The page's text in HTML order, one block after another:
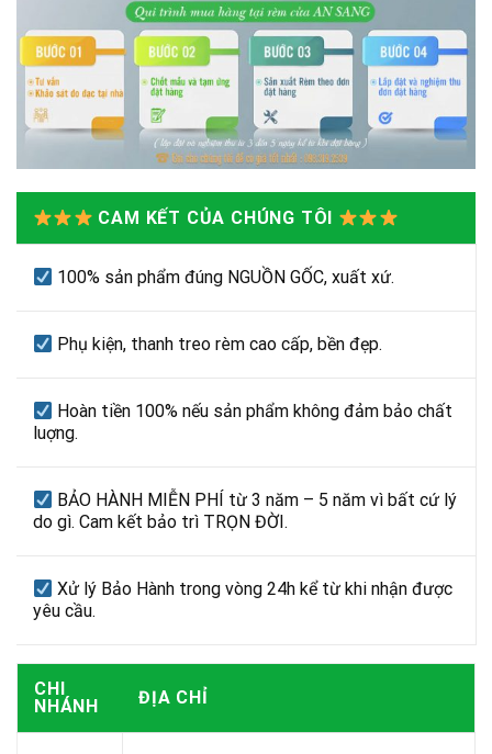
CAM KẾT CỦA CHÚNG TÔI
100% sản phẩm đúng NGUỒN GỐC, xuất xứ.
Phụ kiện, thanh treo rèm cao cấp, bền đẹp.
Hoàn tiền 100% nếu sản phẩm không đảm bảo chất
luợng.
BẢO HÀNH MIỄN PHÍ từ 3 năm – 5 năm vì bất cứ lý
do gì. Cam kết bảo trì TRỌN ĐỜI.
Xử lý Bảo Hành trong vòng 24h kể từ khi nhận được
yêu cầu.
CHI
NHÁNH
ĐỊA CHỈ